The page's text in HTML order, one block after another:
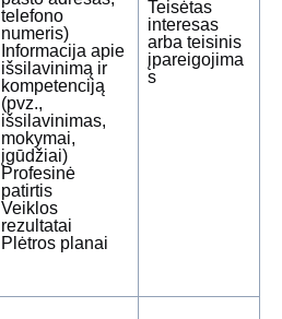
telefono
numeris)
Informacija apie
išsilavinimą ir
kompetenciją
(pvz.,
išsilavinimas,
mokymai,
įgūdžiai)
Profesinė
patirtis
Veiklos
rezultatai
Plėtros planai
Teisėtas
interesas
arba teisinis
įpareigojima
s